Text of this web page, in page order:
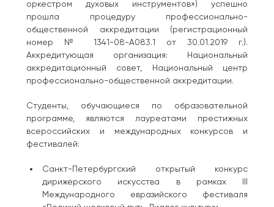
оркестром духовых инструментов») успешно
прошла процедуру профессионально-
общественной аккредитации (регистрационный
номер № 1341-08-А083.1 от 30.01.2019 г.).
Аккредитующая организация: Национальный
аккредитационный совет, Национальный центр
профессионально-общественной аккредитации.
Студенты, обучающиеся по образовательной
программе, являются лауреатами престижных
всероссийских и международных конкурсов и
фестивалей:
Санкт-Петербургский открытый конкурс
дирижерского искусства в рамках III
Международного евразийского фестиваля